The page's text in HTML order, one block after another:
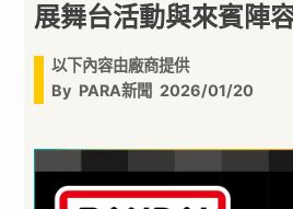
展舞台活動與來賓陣
以下內容由廠商提供
By PARA新聞 2026/01/20